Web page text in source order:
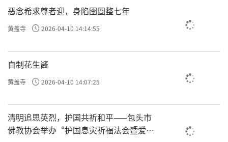
恶念希求尊者迎，身陷囹圄整七年
黄盖寺 2026-04-10 14:14:55
自制花生酱
黄盖寺 2026-04-10 14:07:25
清明追思英烈，护国共祈和平——包头市
佛教协会举办“护国息灾祈福法会暨爱国